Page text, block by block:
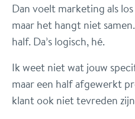
Dan voelt marketing als
maar het hangt niet
half. Da’s logisch, hé.
Ik weet niet wat jouw
maar een half afgewerkt
klant ook niet tevreden